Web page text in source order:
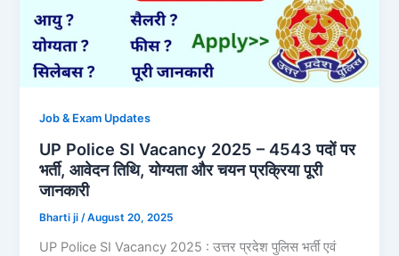
Job & Exam Updates
UP Police SI Vacancy 2025 – 4543 पदों पर
भर्ती, आवेदन तिथि, योग्यता और चयन प्रक्रिया पूरी
जानकारी
Bharti ji /August 20, 2025
UP Police SI Vacancy 2025 : उत्तर प्रदेश पुलिस भर्ती एवं